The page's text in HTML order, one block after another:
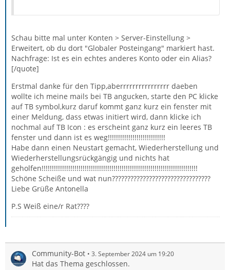
Schau bitte mal unter Konten > Server-Einstellung >
Erweitert, ob du dort "Globaler Posteingang" markiert hast.
Nachfrage: Ist es ein echtes anderes Konto oder ein Alias?
[/quote]
Erstmal danke für den Tipp,aberrrrrrrrrrrrrrrr daeben
wollte ich meine mails bei TB angucken, starte den PC klicke
auf TB symbol,kurz daruf kommt ganz kurz ein fenster mit
einer Meldung, dass etwas initiert wird, dann klicke ich
nochmal auf TB Icon : es erscheint ganz kurz ein leeres TB
fenster und dann ist es weg!!!!!!!!!!!!!!!!!!!!!!!!!!!!
Habe dann einen Neustart gemacht, Wiederherstellung und
Wiederherstellungsrückgängig und nichts hat
geholfen!!!!!!!!!!!!!!!!!!!!!!!!!!!!!!!!!!!!!!!!!!!!!!!!!!!!!!!!!!!!!!!!!!!!!!!!!!!!
Schöne Scheiße und wat nun????????????????????????????????
Liebe Grüße Antonella
P.S Weiß eine/r Rat????
Community-Bot 3. September 2024 um 19:20
Hat das Thema geschlossen.